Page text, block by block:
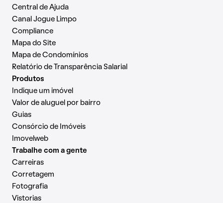
Central de Ajuda
Canal Jogue Limpo
Compliance
Mapa do Site
Mapa de Condomínios
Relatório de Transparência Salarial
Produtos
Indique um imóvel
Valor de aluguel por bairro
Guias
Consórcio de Imóveis
Imovelweb
Trabalhe com a gente
Carreiras
Corretagem
Fotografia
Vistorias